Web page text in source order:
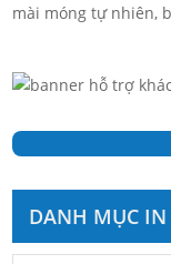
mài móng tự nhiên,
DANH MỤC IN